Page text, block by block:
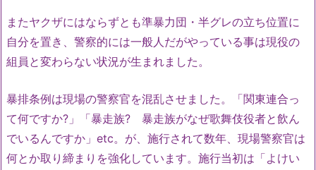
またヤクザにはならずとも準暴力団・半グレの立ち位置に
自分を置き、警察的には一般人だがやっている事は現役の
組員と変わらない状況が生まれました。
暴排条例は現場の警察官を混乱させました。「関東連合っ
て何ですか?」「暴走族? 暴走族がなぜ歌舞伎役者と飲ん
でいるんですか」etc。が、施行されて数年、現場警察官は
何とか取り締まりを強化しています。施行当初は「よけい